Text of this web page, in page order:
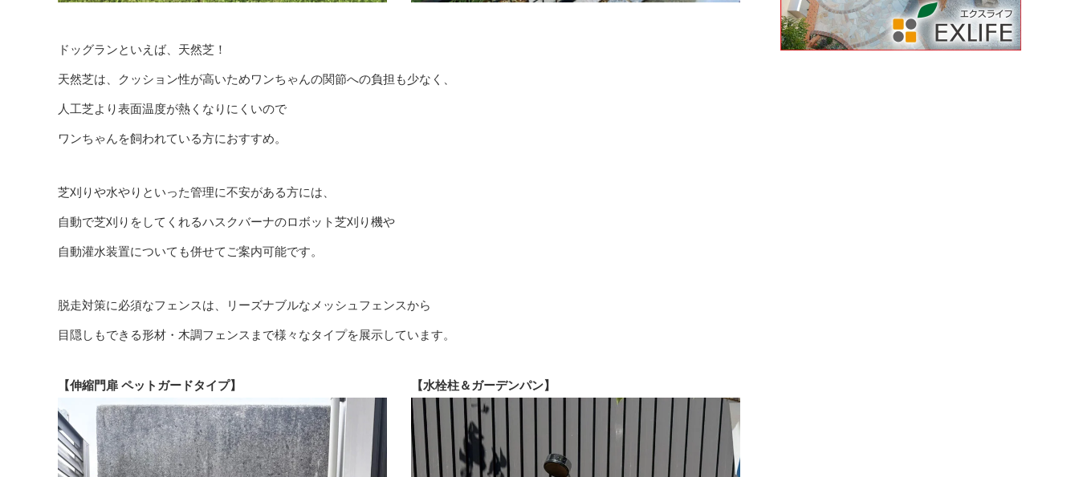
ドッグランといえば、天然芝！
天然芝は、クッション性が高いためワンちゃんの関節への負担も少なく、
人工芝より表面温度が熱くなりにくいので
ワンちゃんを飼われている方におすすめ。
芝刈りや水やりといった管理に不安がある方には、
自動で芝刈りをしてくれるハスクバーナのロボット芝刈り機や
自動灌水装置についても併せてご案内可能です。
脱走対策に必須なフェンスは、リーズナブルなメッシュフェンスから
目隠しもできる形材・木調フェンスまで様々なタイプを展示しています。
【伸縮門扉 ペットガードタイプ】 【水栓柱＆ガーデンパン】